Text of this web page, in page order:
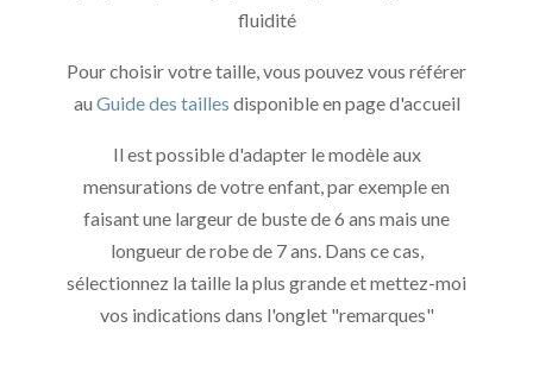
fluidité
Pour choisir votre taille, vous pouvez vous référer
au Guide des tailles disponible en page d'accueil
Il est possible d'adapter le modèle aux
mensurations de votre enfant, par exemple en
faisant une largeur de buste de 6 ans mais une
longueur de robe de 7 ans. Dans ce cas,
sélectionnez la taille la plus grande et mettez-moi
vos indications dans l'onglet "remarques"